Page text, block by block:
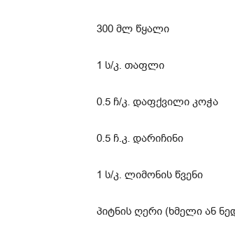
300 მლ წყალი
1 ს/კ. თაფლი
0.5 ჩ/კ. დაფქვილი კოჭა
0.5 ჩ.კ. დარიჩინი
1 ს/კ. ლიმონის წვენი
პიტნის ღერი (ხმელი ან